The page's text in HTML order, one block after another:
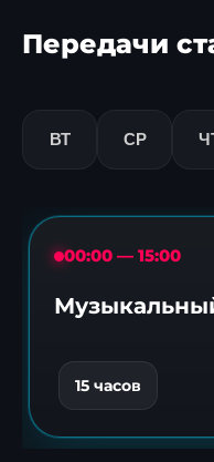
Передачи
ВТ СР
00:00 — 15:00
15 часов